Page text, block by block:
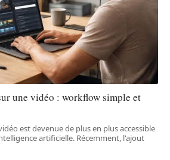
une vidéo : workflow simple et
est devenue de plus en plus accessible
artificielle. Récemment, l'ajout